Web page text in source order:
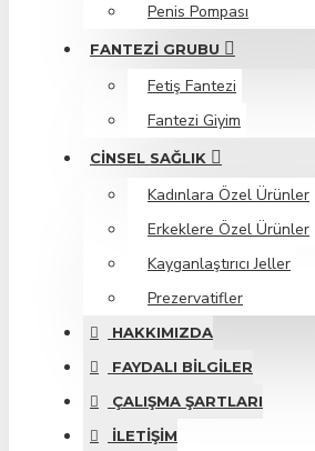
Penis Pompası
FANTEZI GRUBU
Fetiş Fantezi
Fantezi Giyim
CINSEL SAĞLIK
Kadınlara Özel Ürünler
Erkeklere Özel Ürünler
Kayganlaştırıcı Jeller
Prezervatifler
HAKKIMIZDA
FAYDALI BILGILER
ÇALIŞMA ŞARTLARI
İLETIŞIM